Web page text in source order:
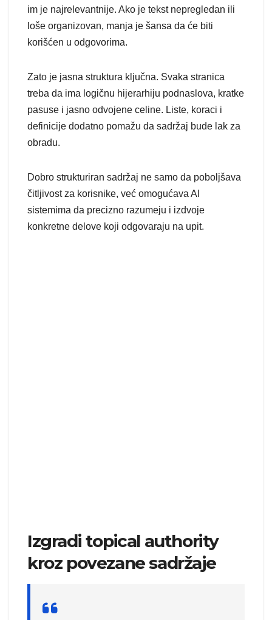
im je najrelevantnije. Ako je tekst nepregledan ili
loše organizovan, manja je šansa da će biti
korišćen u odgovorima.
Zato je jasna struktura ključna. Svaka stranica
treba da ima logičnu hijerarhiju podnaslova, kratke
pasuse i jasno odvojene celine. Liste, koraci i
definicije dodatno pomažu da sadržaj bude lak za
obradu.
Dobro strukturiran sadržaj ne samo da poboljšava
čitljivost za korisnike, već omogućava AI
sistemima da precizno razumeju i izdvoje
konkretne delove koji odgovaraju na upit.
Izgradi topical authority
kroz povezane sadržaje